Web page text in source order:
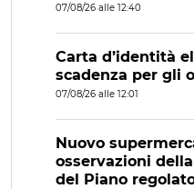
07/08/26 alle 12:40
Carta d’identità
scadenza per gli
07/08/26 alle 12:01
Nuovo
osservazioni
del Piano